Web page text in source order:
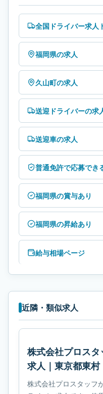
全国ドライバー求人
福岡県の求人
久山町の求人
送迎ドライバーの求
送迎車の求人
普通免許で応募でき
福岡県の賞与あり
福岡県の昇給あり
給与相場ページ
近隣・類似求人
株式会社プロス
求人｜東京都東
株式会社プロスタッフ